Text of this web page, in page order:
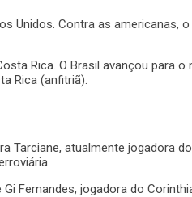
Unidos. Contra as americanas,
Rica. O Brasil avançou para
Rica (anfitriã).
Tarciane, atualmente jogadora
Fernandes, jogadora do